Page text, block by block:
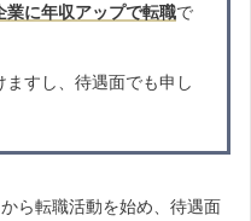
業に年収アップで転職で
すし、待遇面でも申し
ら転職活動を始め、待遇面